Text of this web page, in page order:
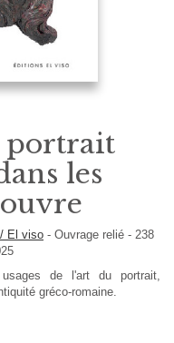
portrait
les
El viso - Ouvrage relié - 238
de l'art du portrait,
gréco-romaine.